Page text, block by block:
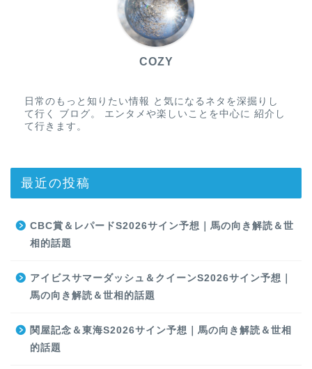
COZY
日常のもっと知りたい情報 と気になるネタを深掘りし
て行く ブログ。 エンタメや楽しいことを中心に 紹介し
て行きます。
最近の投稿
CBC賞＆レパードS2026サイン予想｜馬の向き解読＆世
相的話題
アイビスサマーダッシュ＆クイーンS2026サイン予想｜
馬の向き解読＆世相的話題
関屋記念＆東海S2026サイン予想｜馬の向き解読＆世相
的話題